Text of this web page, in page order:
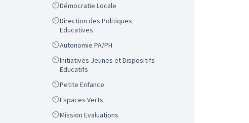
ScopeDémocratie Locale
Scope
Direction des Politiques
Educatives
ScopeAutonomie PA/PH
Scope
Initiatives Jeunes et Dispositifs
Educatifs
ScopePetite Enfance
ScopeEspaces Verts
ScopeMission Evaluations